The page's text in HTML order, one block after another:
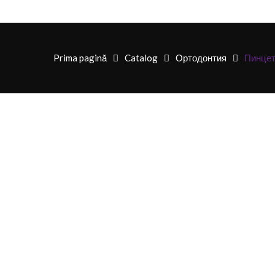
Prima pagină Catalog Ортодонтия